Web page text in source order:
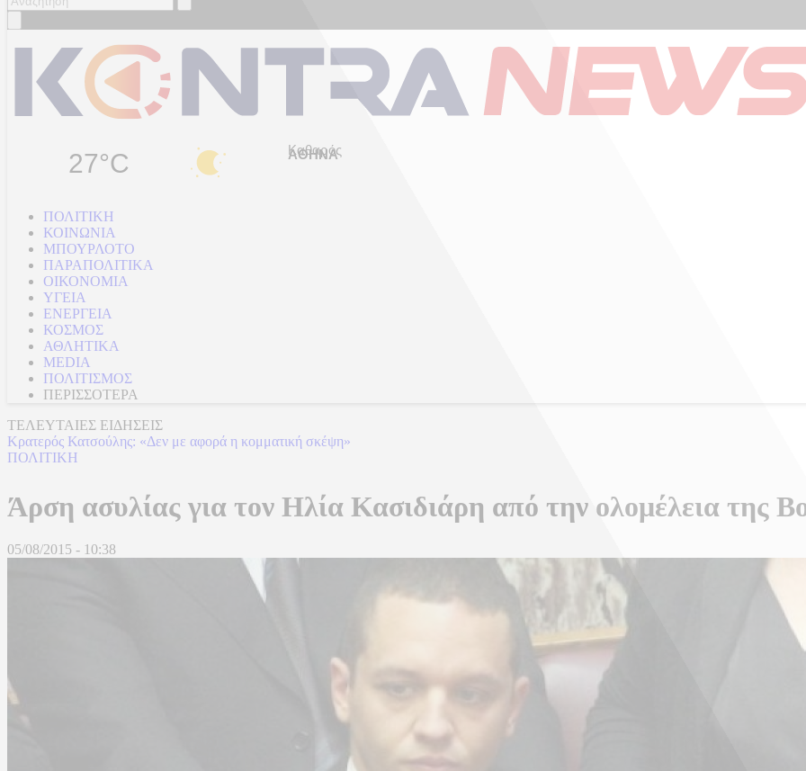
27°C Καθαρός
ΠΟΛΙΤΙΚΗ
ΚΟΙΝΩΝΙΑ
ΜΠΟΥΡΛΟΤΟ
ΠΑΡΑΠΟΛΙΤΙΚΑ
ΟΙΚΟΝΟΜΙΑ
ΥΓΕΙΑ
ΕΝΕΡΓΕΙΑ
ΚΟΣΜΟΣ
ΑΘΛΗΤΙΚΑ
MEDIA
ΠΟΛΙΤΙΣΜΟΣ
ΠΕΡΙΣΣΟΤΕΡΑ
ΤΕΛΕΥΤΑΙΕΣ ΕΙΔΗΣΕΙΣ
Κρατερός Κατσούλης: «Δεν με αφορά η κομματική σκέψη»
ΠΟΛΙΤΙΚΗ
Άρση ασυλίας για τον Ηλία Κασιδιάρη από την ολομέλεια της
05/08/2015 - 10:38